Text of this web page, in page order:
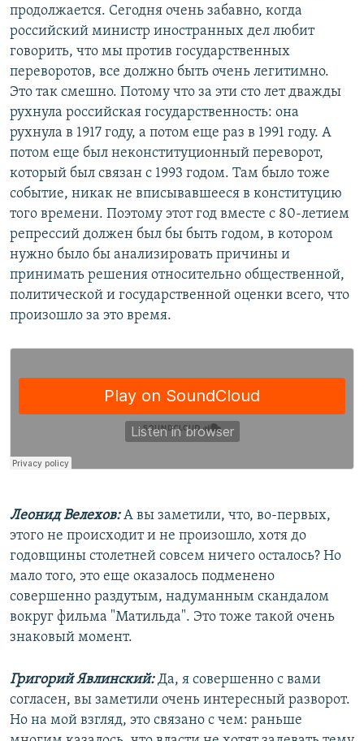
продолжается. Сегодня очень забавно, когда
российский министр иностранных дел любит
говорить, что мы против государственных
переворотов, все должно быть очень легитимно.
Это так смешно. Потому что за эти сто лет дважды
рухнула российская государственность: она
рухнула в 1917 году, а потом еще раз в 1991 году. А
потом еще был неконституционный переворот,
который был связан с 1993 годом. Там было тоже
событие, никак не вписывавшееся в конституцию
того времени. Поэтому этот год вместе с 80-летием
репрессий должен был бы быть годом, в котором
нужно было бы анализировать причины и
принимать решения относительно общественной,
политической и государственной оценки всего, что
произошло за это время.
Леонид Велехов:А вы заметили, что, во-первых,
этого не происходит и не произошло, хотя до
годовщины столетней совсем ничего осталось? Но
мало того, это еще оказалось подменено
совершенно раздутым, надуманным скандалом
вокруг фильма "Матильда". Это тоже такой очень
знаковый момент.
Григорий Явлинский:Да, я совершенно с вами
согласен, вы заметили очень интересный разворот.
Но на мой взгляд, это связано с чем: раньше